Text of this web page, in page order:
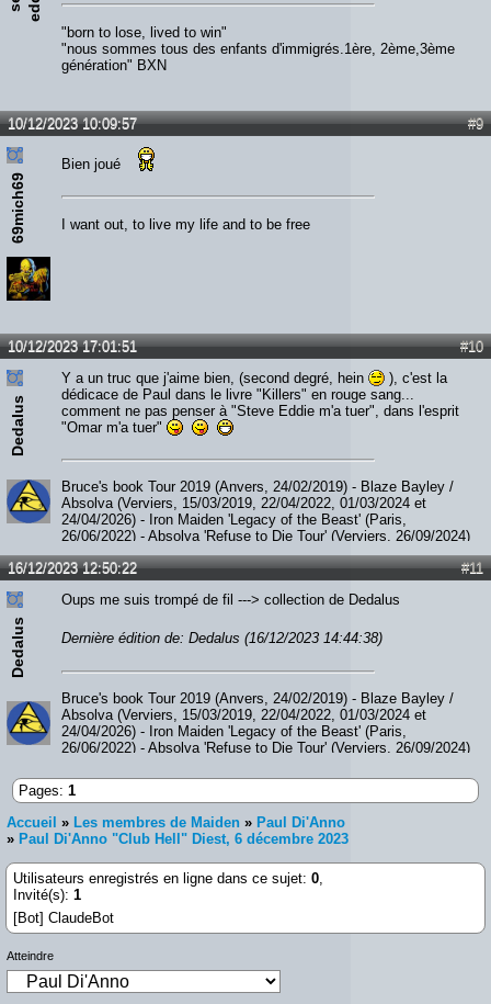
"born to lose, lived to win"
"nous sommes tous des enfants d'immigrés.1ère, 2ème,3ème
génération" BXN
#9
10/12/2023 10:09:57
69mich69
Bien joué
I want out, to live my life and to be free
#10
10/12/2023 17:01:51
Dedalus
Y a un truc que j'aime bien, (second degré, hein
), c'est la
dédicace de Paul dans le livre "Killers" en rouge sang...
comment ne pas penser à "Steve Eddie m'a tuer", dans l'esprit
"Omar m'a tuer"
Bruce's book Tour 2019 (Anvers, 24/02/2019) - Blaze Bayley /
Absolva (Verviers, 15/03/2019, 22/04/2022, 01/03/2024 et
24/04/2026) - Iron Maiden 'Legacy of the Beast' (Paris,
26/06/2022) - Absolva 'Refuse to Die Tour' (Verviers, 26/09/2024)
- Paul Di'Anno (Diest, 06/12/2023) - JohnL (Verviers, 05/09/2025)
- Smith / Kotzen (Ittre, 07/02/2026) - The Hell Patrol / Nightride
(Fléron, 28/02/2026)
#11
16/12/2023 12:50:22
Dedalus
Oups me suis trompé de fil ---> collection de Dedalus
Dernière édition de: Dedalus (16/12/2023 14:44:38)
Bruce's book Tour 2019 (Anvers, 24/02/2019) - Blaze Bayley /
Absolva (Verviers, 15/03/2019, 22/04/2022, 01/03/2024 et
24/04/2026) - Iron Maiden 'Legacy of the Beast' (Paris,
26/06/2022) - Absolva 'Refuse to Die Tour' (Verviers, 26/09/2024)
- Smith / Kotzen (Ittre, 07/02/2026) - The Hell Patrol / Nightride
(Fléron, 28/02/2026)
Pages: 1
Accueil » Les membres de Maiden » Paul Di'Anno
» Paul Di'Anno "Club Hell" Diest, 6 décembre 2023
Utilisateurs enregistrés en ligne dans ce sujet: 0,
Invité(s): 1
[Bot] ClaudeBot
Atteindre